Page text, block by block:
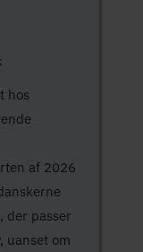
hos
af 2026
der passer
uanset om